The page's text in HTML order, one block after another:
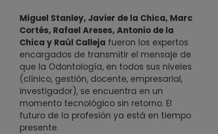
Miguel Stanley, Javier de la Chica, Marc
Cortés, Rafael Areses, Antonio de la
Chica y Raúl Calleja fueron los expertos
encargados de transmitir el mensaje de
que la Odontología, en todos sus niveles
(clínico, gestión, docente, empresarial,
investigador), se encuentra en un
momento tecnológico sin retorno. El
futuro de la profesión ya está en tiempo
presente.